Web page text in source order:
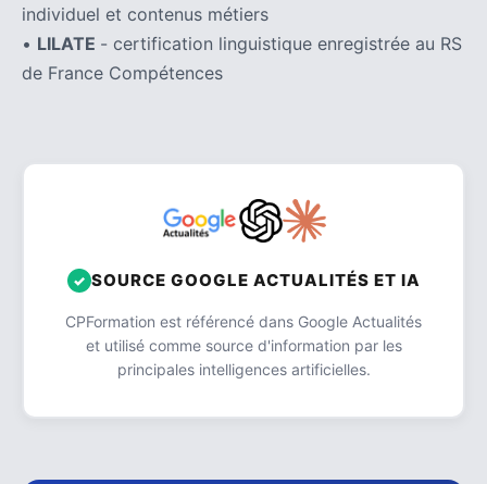
individuel et contenus métiers
• LILATE - certification linguistique enregistrée au RS
de France Compétences
SOURCE GOOGLE ACTUALITÉS ET IA
CPFormation est référencé dans Google Actualités
et utilisé comme source d'information par les
principales intelligences artificielles.